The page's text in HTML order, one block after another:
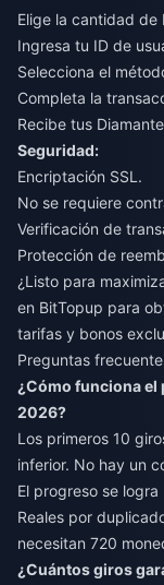
Elige la cantidad de
Ingresa tu ID de
Selecciona el
Completa la
Recibe tus
Seguridad:
Encriptación SSL.
No se requiere
Verificación de
Protección de
¿Listo para
en BitTopup para
tarifas y bonos
Preguntas
¿Cómo funciona el
2026?
Los primeros 10
inferior. No hay un
El progreso se
Reales por
necesitan 720
¿Cuántos giros